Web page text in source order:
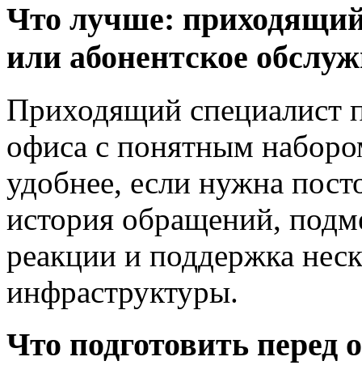
Что лучше:
или абонентское
Приходящий специалист
офиса с понятным
удобнее, если нужна
история обращений,
реакции и поддержка
инфраструктуры.
Что подготовить